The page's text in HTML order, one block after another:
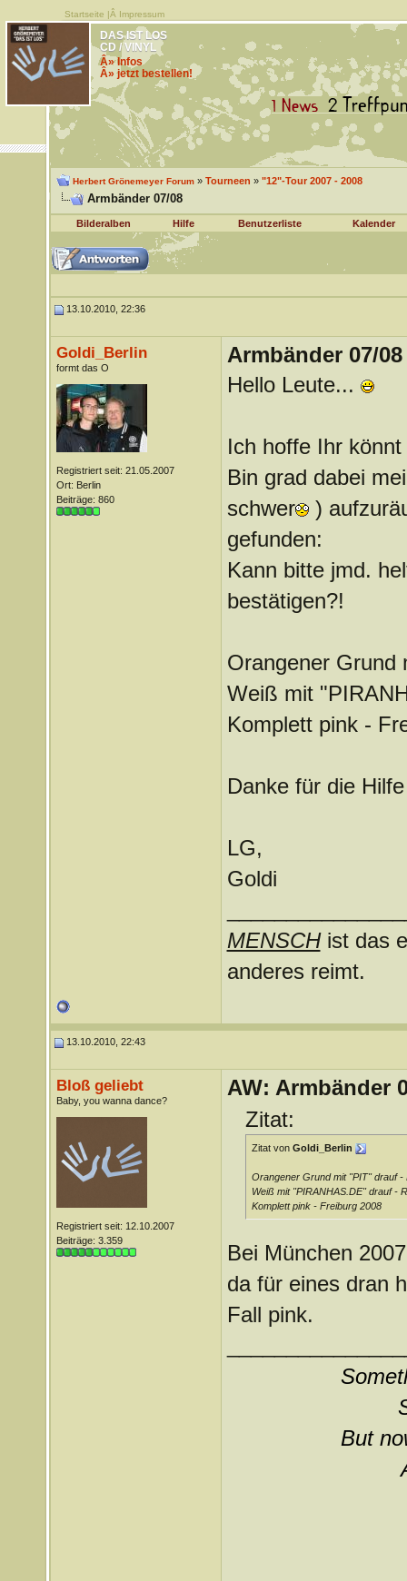
Startseite |Â Impressum
DAS IST LOS
CD / VINYL
Â» Infos
Â» jetzt bestellen!
Herbert Grönemeyer Forum» Tourneen » "12"-Tour 2007 - 2008
Armbänder 07/08
Bilderalben Hilfe Benutzerliste Kalender
13.10.2010, 22:36
Goldi_Berlin
formt das O
Registriert seit: 21.05.2007
Ort: Berlin
Beiträge: 860
Armbänder 07/08
Hello Leute...
Ich hoffe Ihr
Bin grad dabei
schwer )
gefunden:
Kann bitte jmd.
bestätigen?!
Orangener Grund
Weiß mit
Komplett pink -
Danke für die
LG,
Goldi
MENSCHist das
anderes reimt.
13.10.2010, 22:43
Bloß geliebt
Baby, you wanna dance?
Registriert seit: 12.10.2007
Beiträge: 3.359
AW: Armbänder
Zitat:
Zitat von Goldi_Berlin
Orangener Grund mit "PIT" drauf -
Weiß mit "PIRANHAS.DE" drauf -
Komplett pink - Freiburg 2008
Bei München
da für eines dran
Fall pink.
But